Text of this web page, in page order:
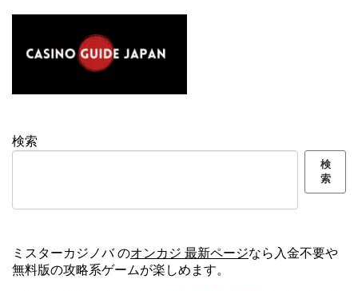
検索
検
索
ミスターカジノバ のオンカジ 最新ページなら入金不要や
無料版の攻略系ゲームが楽しめます。